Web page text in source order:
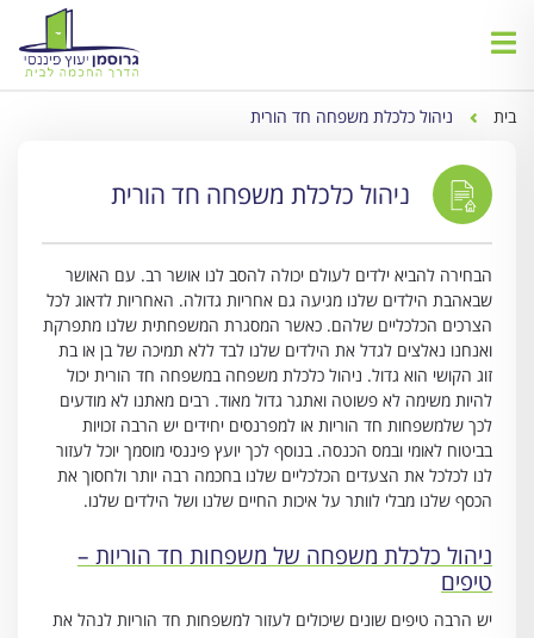
בית ניהול כלכלת משפחה חד הורית
ניהול כלכלת משפחה חד הורית
הבחירה להביא ילדים לעולם יכולה להסב לנו אושר רב. עם האושר
שבאהבת הילדים שלנו מגיעה גם אחריות גדולה. האחריות לדאוג לכל
הצרכים הכלכליים שלהם. כאשר המסגרת המשפחתית שלנו מתפרקת
ואנחנו נאלצים לגדל את הילדים שלנו לבד ללא תמיכה של בן או בת
זוג הקושי הוא גדול. ניהול כלכלת משפחה במשפחה חד הורית יכול
להיות משימה לא פשוטה ואתגר גדול מאוד. רבים מאתנו לא מודעים
לכך שלמשפחות חד הוריות או למפרנסים יחידים יש הרבה זכויות
בביטוח לאומי ובמס הכנסה. בנוסף לכך יועץ פיננסי מוסמך יוכל לעזור
לנו לכלכל את הצעדים הכלכליים שלנו בחכמה רבה יותר ולחסוך את
הכסף שלנו מבלי לוותר על איכות החיים שלנו ושל הילדים שלנו.
ניהול כלכלת משפחה של משפחות חד הוריות –
טיפים
יש הרבה טיפים שונים שיכולים לעזור למשפחות חד הוריות לנהל את